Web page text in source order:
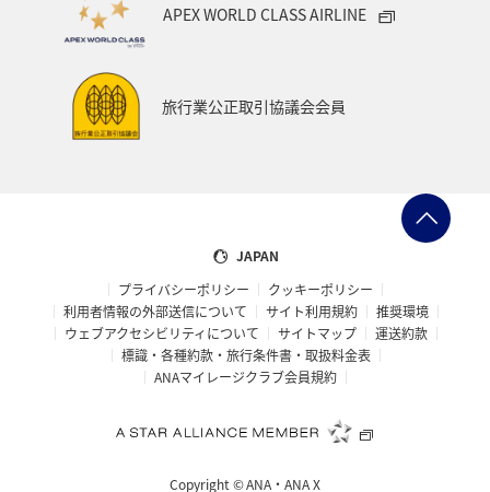
北海道 旅の準備
自然・植物
プレミアムメンバー限定（ラウンジ除く）
APEX WORLD CLASS AIRLINE
旅行業公正取引協議会会員
JAPAN
プライバシーポリシー
クッキーポリシー
利用者情報の外部送信について
サイト利用規約
推奨環境
ウェブアクセシビリティについて
サイトマップ
運送約款
標識・各種約款・旅行条件書・取扱料金表
ANAマイレージクラブ会員規約
Copyright ©ANA・ANA X